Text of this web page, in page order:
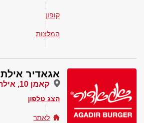
קופון
המלצות
אגאדיר אילת
קאמן 10, אילת
הצג טלפון
לאתר